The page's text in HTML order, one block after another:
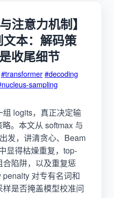
注意力机制】
本：解码策
收尾细节
#transformer#decoding
sampling
logits，真正决定输
。本文从 softmax 与
发，讲清贪心、Beam
显得枯燥重复，top-
合陷阱，以及重复惩
对专有名词和
是否掩盖模型校准问